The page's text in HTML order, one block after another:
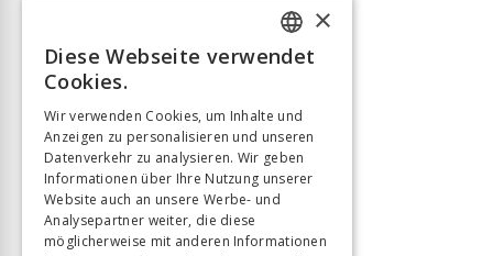
FRENCH
ITALIAN
×
Diese Webseite verwendet
Cookies.
Wir verwenden Cookies, um Inhalte und
Anzeigen zu personalisieren und unseren
Datenverkehr zu analysieren. Wir geben
Informationen über Ihre Nutzung unserer
Website auch an unsere Werbe- und
Analysepartner weiter, die diese
möglicherweise mit anderen Informationen